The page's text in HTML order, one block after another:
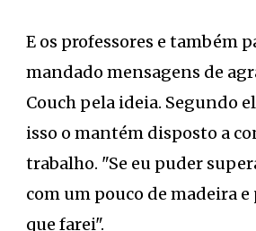
E os professores e também
mandado mensagens de
Couch pela ideia. Segundo
isso o mantém disposto a
trabalho. "Se eu puder
com um pouco de madeira e
que farei".